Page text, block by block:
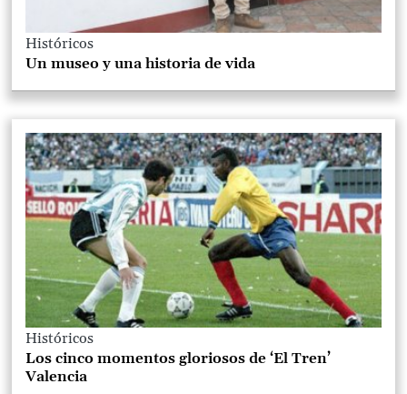
Históricos
Un museo y una historia de vida
Históricos
Los cinco momentos gloriosos de ‘El Tren’
Valencia